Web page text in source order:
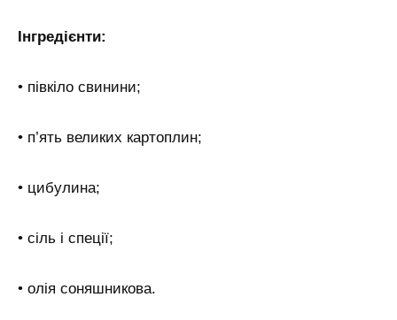
Інгредієнти:
• півкіло свинини;
• п’ять великих картоплин;
• цибулина;
• сіль і спеції;
• олія соняшникова.